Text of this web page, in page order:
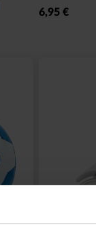
6,95 €